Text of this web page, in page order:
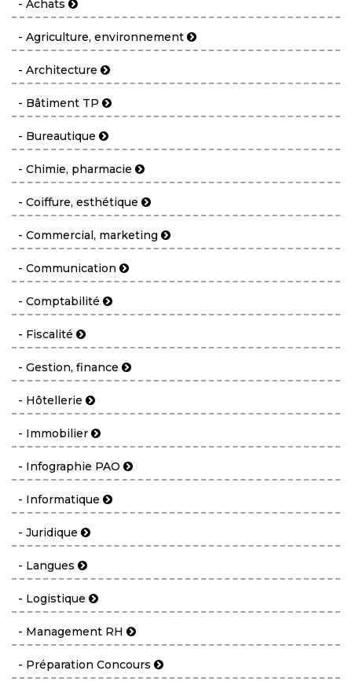
- Achats
- Agriculture, environnement
- Architecture
- Bâtiment TP
- Bureautique
- Chimie, pharmacie
- Coiffure, esthétique
- Commercial, marketing
- Communication
- Comptabilité
- Fiscalité
- Gestion, finance
- Hôtellerie
- Immobilier
- Infographie PAO
- Informatique
- Juridique
- Langues
- Logistique
- Management RH
- Préparation Concours